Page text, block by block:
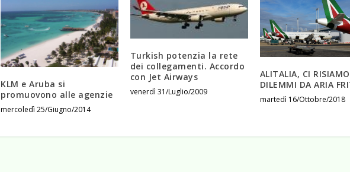
KLM e Aruba si
promuovono alle agenzie
mercoledì 25/Giugno/2014
Turkish potenzia la rete
dei collegamenti. Accordo
con Jet Airways
venerdì 31/Luglio/2009
ALITALIA, CI
DILEMMI DA ARIA
martedì 16/Ottobre/2018